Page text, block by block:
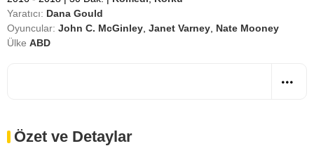
Yaratıcı: Dana Gould
Oyuncular: John C. McGinley Janet Varney Nate Mooney
Ülke ABD
Özet ve Detaylar